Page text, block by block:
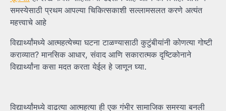
समस्येसाठी प्रथम आपल्या चिकित्सकाशी सल्लामसलत करणे अत्यंत
महत्त्वाचे आहे
विद्यार्थ्यांमध्ये आत्महत्येच्या घटना टाळण्यासाठी कुटुंबीयांनी कोणत्या गोष्टी
कराव्यात? मानसिक आधार, संवाद आणि सकारात्मक दृष्टिकोनाने
विद्यार्थ्यांना कसा मदत करता येईल हे जाणून घ्या.
विद्यार्थ्यांमध्ये वाढत्या आत्महत्या ही एक गंभीर सामाजिक समस्या बनली